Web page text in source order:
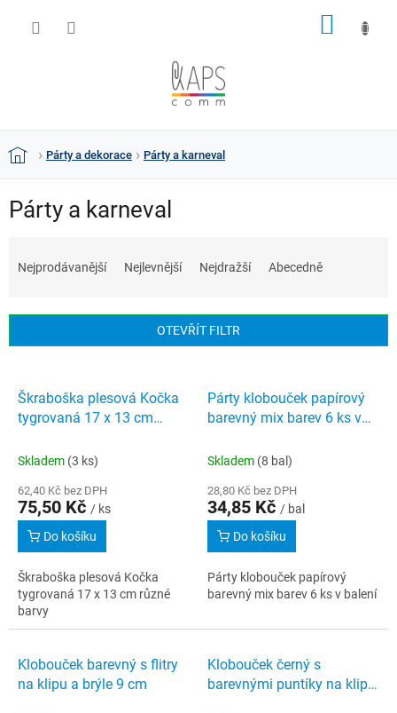
DomůPárty a dekorace Párty a karneval
Párty a karneval
í
Nejprodávanější Nejlevnější Nejdražší Abecedně
OTEVŘÍT FILTR
Škraboška plesová Kočka
tygrovaná 17 x 13 cm
Skladem (3 ks)
62,40 Kč bez DPH
75,50 Kč / ks
Do košíku
Škraboška plesová Kočka
tygrovaná 17 x 13 cm různé
barvy
Párty klobouček papírový
barevný mix barev 6 ks v
Skladem (8 bal)
28,80 Kč bez DPH
34,85 Kč / bal
Do košíku
Párty klobouček papírový
barevný mix barev 6 ks v balení
Klobouček barevný s flitry
na klipu a brýle 9 cm
Klobouček černý s
barevnými puntíky na klipu